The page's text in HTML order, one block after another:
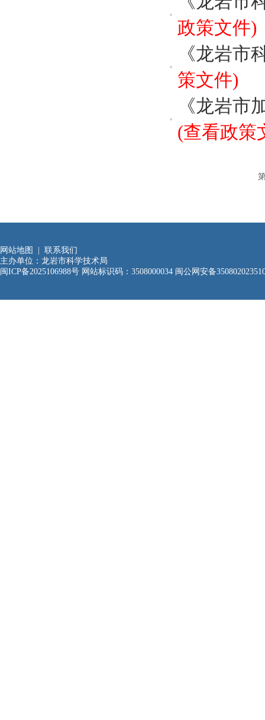
政策文件)
《龙岩市
策文件)
《龙岩市
(查看政策
网站地图
联系我们
主办单位：龙岩市科学技术局
闽ICP备2025106988号 网站标识码：3508000034 闽公网安备